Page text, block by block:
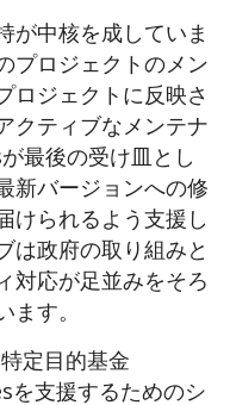
が中核を成していま
プロジェクトのメン
ロジェクトに反映さ
クティブなメンテナ
最後の受け皿とし
新バージョン​への修
けられるよう支援し
は政府の取り組みと
対応が足並みをそろ
す。
定目的基金
を支援するためのシ